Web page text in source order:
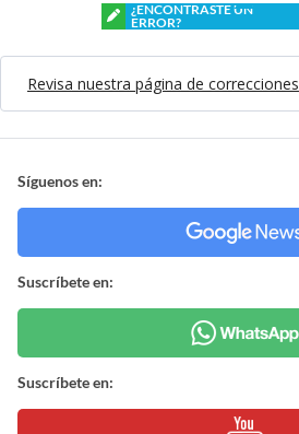
¿ENCONTRASTE UN
ERROR?
Revisa nuestra página de correcciones
Síguenos en:
Suscríbete en:
Suscríbete en: